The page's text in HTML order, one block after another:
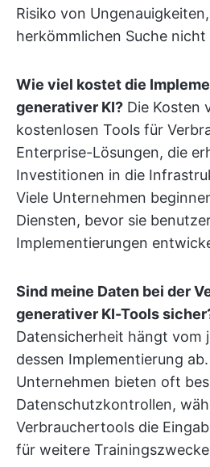
Risiko von
herkömmlichen Suche
Wie viel kostet die
generativer KI? Die Kosten
kostenlosen Tools für
Enterprise-Lösungen, die
Investitionen in die
Viele Unternehmen
Diensten, bevor sie
Implementierungen
Sind meine Daten bei der
generativer KI-Tools
Datensicherheit hängt vom
dessen Implementierung
Unternehmen bieten oft
Datenschutzkontrollen,
Verbrauchertools die
für weitere